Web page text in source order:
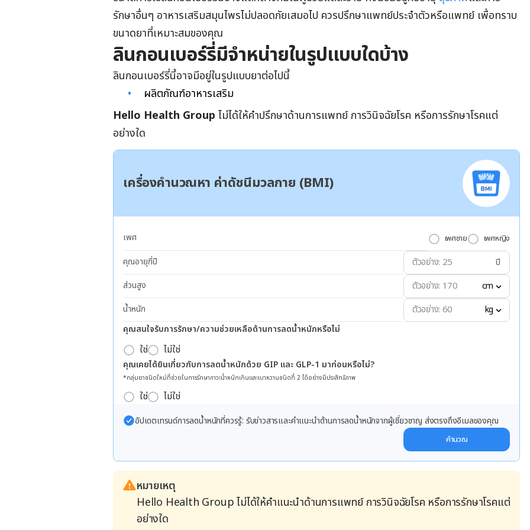
รักษาอื่นๆ อาหารเสริมสมุนไพรไม่ปลอดภัยเสมอไป ควรปรึกษาแพทย์ประจำตัวหรือแพทย์ เพื่อทราบ
ขนาดยาที่เหมาะสมของคุณ
ลินกอนเบอร์รี่มีจำหน่ายในรูปแบบใดบ้าง
ลินกอนเบอร์รี่นี้อาจมีอยู่ในรูปแบบยาต่อไปนี้
ผลิตภัณฑ์อาหารเสริม
Hello Health Group ไม่ได้ให้คำปรึกษาด้านการแพทย์ การวินิจฉัยโรค หรือการรักษาโรคแต่
อย่างใด
เครื่องคำนวณหา ค่าดัชนีมวลกาย (BMI)
เพศ เพศชาย เพศหญิง
คุณอายุกี่ปี
ปี
ส่วนสูง
cm
น้ำหนัก
kg
คุณสนใจรับการรักษา/ความช่วยเหลือด้านการลดน้ำหนักหรือไม่
ใช่ ไม่ใช่
คุณเคยได้ยินเกี่ยวกับการลดน้ำหนักด้วย GIP และ GLP-1 มาก่อนหรือไม่?
*กลุ่มยาชนิดใหม่ที่ช่วยในการรักษาภาวะน้ำหนักเกินและเบาหวานชนิดที่ 2 ได้อย่างมีประสิทธิภาพ
ใช่ ไม่ใช่
อัปเดตเทรนด์การลดน้ำหนักที่ควรรู้: รับข่าวสารและคำแนะนำด้านการลดน้ำหนักจากผู้เชี่ยวชาญ ส่งตรงถึงอีเมลของคุณ
คำนวณ
หมายเหตุ
Hello Health Group ไม่ได้ให้คำแนะนำด้านการแพทย์ การวินิจฉัยโรค หรือการรักษาโรคแต่
อย่างใด